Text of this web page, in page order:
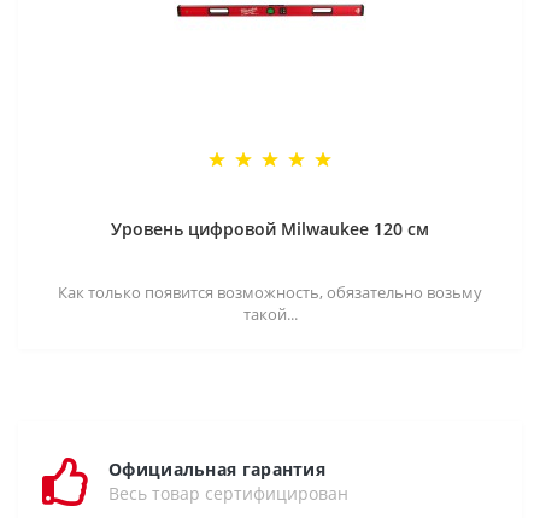
Уровень цифровой Milwaukee 120 см
Как только появится возможность, обязательно возьму
такой...
Официальная гарантия
Весь товар сертифицирован